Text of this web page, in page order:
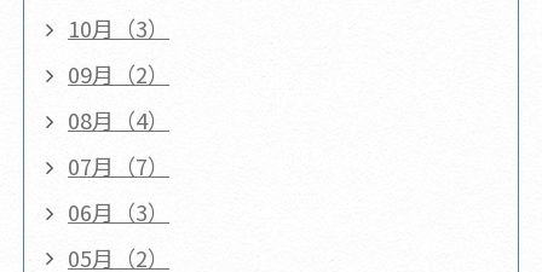
10月（3）
09月（2）
08月（4）
07月（7）
06月（3）
05月（2）